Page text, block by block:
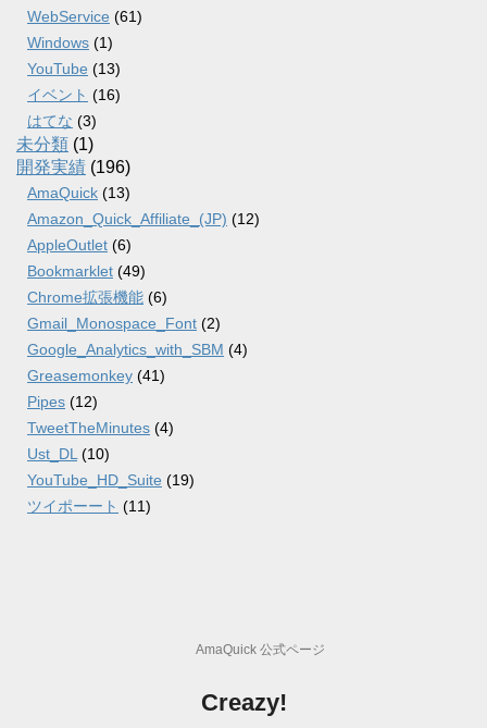
WebService (61)
Windows (1)
YouTube (13)
イベント (16)
はてな (3)
未分類 (1)
開発実績 (196)
AmaQuick (13)
Amazon_Quick_Affiliate_(JP) (12)
AppleOutlet (6)
Bookmarklet (49)
Chrome拡張機能 (6)
Gmail_Monospace_Font (2)
Google_Analytics_with_SBM (4)
Greasemonkey (41)
Pipes (12)
TweetTheMinutes (4)
Ust_DL (10)
YouTube_HD_Suite (19)
ツイポーート (11)
AmaQuick 公式ページ
Creazy!